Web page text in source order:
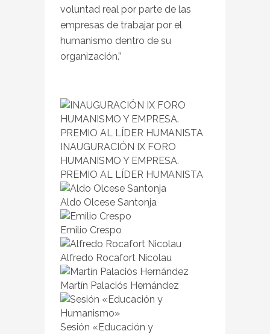
voluntad real por parte de las
empresas de trabajar por el
humanismo dentro de su
organización.”
INAUGURACIÓN IX FORO
HUMANISMO Y EMPRESA.
PREMIO AL LÍDER HUMANISTA
Aldo Olcese Santonja
Emilio Crespo
Alfredo Rocafort Nicolau
Martín Palaciós Hernández
Sesión «Educación y